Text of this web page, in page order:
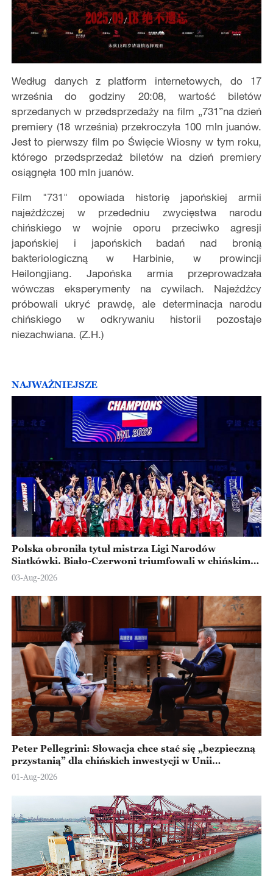
Według danych z platform internetowych, do 17
września do godziny 20:08, wartość biletów
sprzedanych w przedsprzedaży na film „731”na dzień
premiery (18 września) przekroczyła 100 mln juanów.
Jest to pierwszy film po Święcie Wiosny w tym roku,
którego przedsprzedaż biletów na dzień premiery
osiągnęła 100 mln juanów.
Film "731" opowiada historię japońskiej armii
najeźdźczej w przededniu zwycięstwa narodu
chińskiego w wojnie oporu przeciwko agresji
japońskiej i japońskich badań nad bronią
bakteriologiczną w Harbinie, w prowincji
Heilongjiang. Japońska armia przeprowadzała
wówczas eksperymenty na cywilach. Najeźdźcy
próbowali ukryć prawdę, ale determinacja narodu
chińskiego w odkrywaniu historii pozostaje
niezachwiana. (Z.H.)
NAJWAŻNIEJSZE
Polska obroniła tytuł mistrza Ligi Narodów
Siatkówki. Biało-Czerwoni triumfowali w chińskim
Ningbo
03-Aug-2026
Peter Pellegrini: Słowacja chce stać się „bezpieczną
przystanią” dla chińskich inwestycji w Unii
Europejskiej
01-Aug-2026